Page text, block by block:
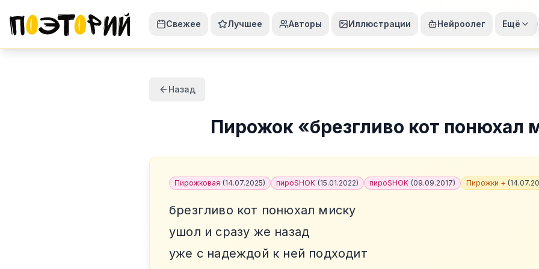
Свежее Лучшее Авторы Иллюстрации Нейроолег Ещё
Назад
Пирожок«брезгливо кот понюхал
Пирожковая (14.07.2025) пироSHOK (15.01.2022) пироSHOK (09.09.2017) Пирожки + (
брезгливо кот понюхал миску
ушол и сразу же назад
уже с надеждой к ней подходит